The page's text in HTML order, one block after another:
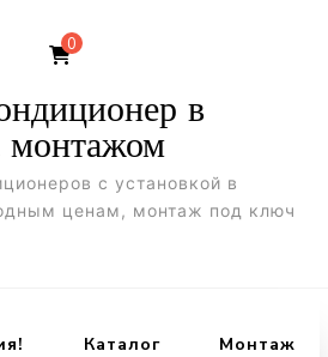
0
в
с установкой в
ценам, монтаж под ключ
Каталог Монтаж